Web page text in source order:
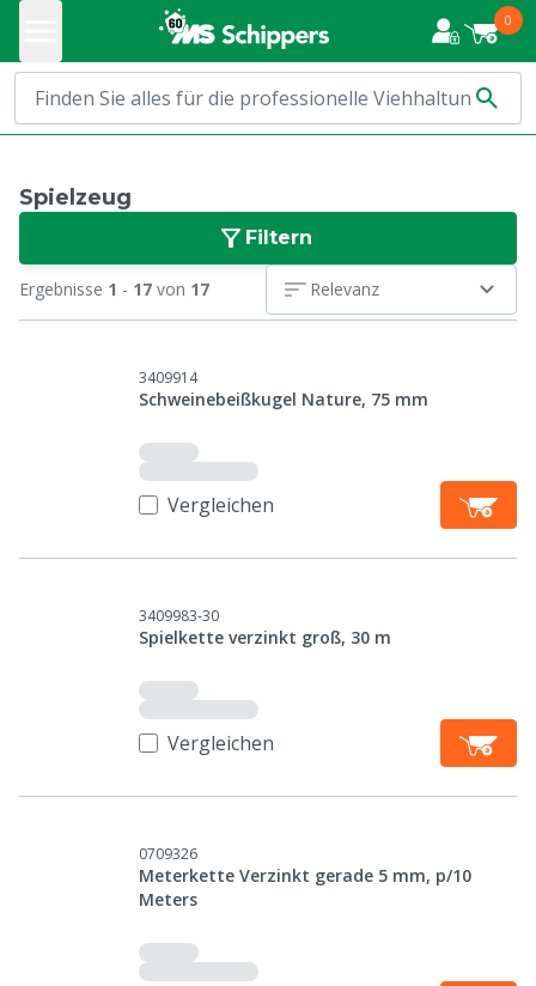
0
Spielzeug
Filtern
Ergebnisse 1 - 17 von 17 Relevanz
3409914
Schweinebeißkugel Nature, 75 mm
Vergleichen
3409983-30
Spielkette verzinkt groß, 30 m
Vergleichen
0709326
Meterkette Verzinkt gerade 5 mm, p/10
Meters